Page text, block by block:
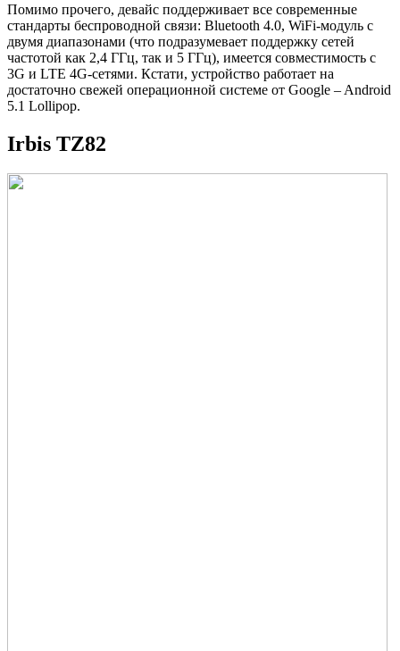
Помимо прочего, девайс поддерживает все современные
стандарты беспроводной связи: Bluetooth 4.0, WiFi-модуль с
двумя диапазонами (что подразумевает поддержку сетей
частотой как 2,4 ГГц, так и 5 ГГц), имеется совместимость с
3G и LTE 4G-сетями. Кстати, устройство работает на
достаточно свежей операционной системе от Google – Android
5.1 Lollipop.
Irbis TZ82